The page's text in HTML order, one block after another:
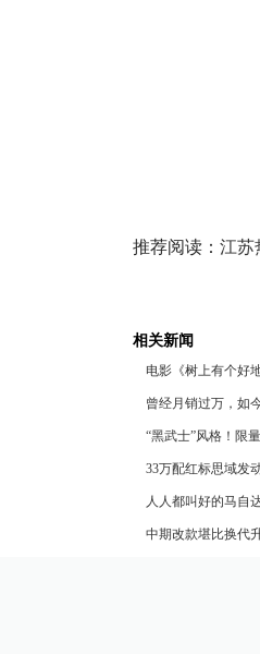
推荐阅读： 江苏
相关新闻
电影《树上有个好
曾经月销过万，如
“黑武士”风格！限
33万配红标思域发
人人都叫好的马自
中期改款堪比换代